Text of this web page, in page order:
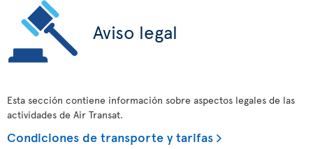
Aviso legal
Esta sección contiene información sobre aspectos legales de las
actividades de Air Transat.
Condiciones de transporte y tarifas